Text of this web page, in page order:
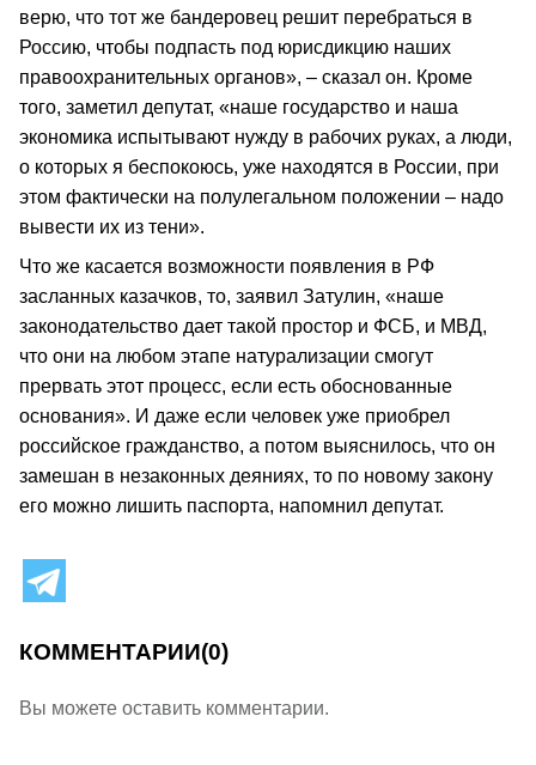
верю, что тот же бандеровец решит перебраться в
Россию, чтобы подпасть под юрисдикцию наших
правоохранительных органов», – сказал он. Кроме
того, заметил депутат, «наше государство и наша
экономика испытывают нужду в рабочих руках, а люди,
о которых я беспокоюсь, уже находятся в России, при
этом фактически на полулегальном положении – надо
вывести их из тени».
Что же касается возможности появления в РФ
засланных казачков, то, заявил Затулин, «наше
законодательство дает такой простор и ФСБ, и МВД,
что они на любом этапе натурализации смогут
прервать этот процесс, если есть обоснованные
основания». И даже если человек уже приобрел
российское гражданство, а потом выяснилось, что он
замешан в незаконных деяниях, то по новому закону
его можно лишить паспорта, напомнил депутат.
КОММЕНТАРИИ(0)
Вы можете оставить комментарии.